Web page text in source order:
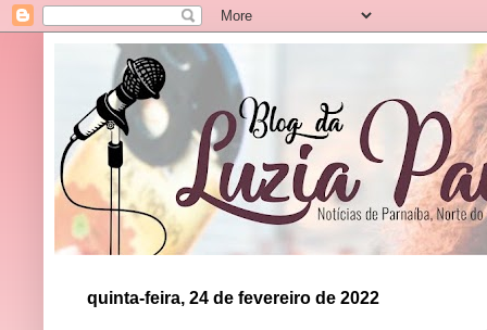
quinta-feira, 24 de fevereiro de 2022